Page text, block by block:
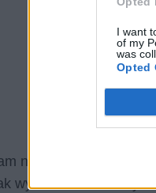
I want
of my
was
Opted
nigdy wszystkich
wysnuć kilka